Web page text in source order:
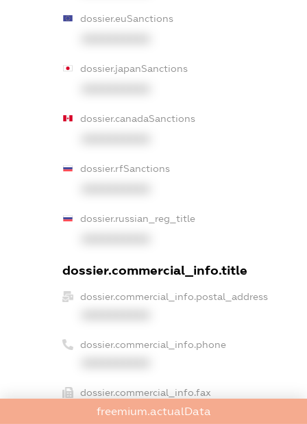
dossier.euSanctions
dossier.japanSanctions
dossier.canadaSanctions
dossier.rfSanctions
dossier.russian_reg_title
dossier.commercial_info.title
dossier.commercial_info.postal_address
dossier.commercial_info.phone
dossier.commercial_info.fax
XXXXXXXXXX
freemium.actualData